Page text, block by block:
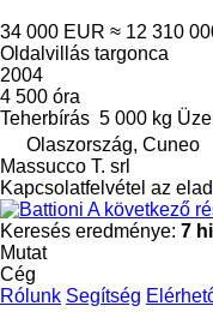
34 000 EUR ≈ 12 310
Oldalvillás targonca
2004
4 500 óra
Teherbírás 5 000 kg
Olaszország, Cuneo
Massucco T. srl
Kapcsolatfelvétel az
A következő
Keresés eredménye: 7
Mutat
Cég
Rólunk Segítség